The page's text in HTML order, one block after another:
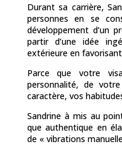
Durant sa carrière,
personnes en se
développement d’un
partir d’une idée
extérieure en
Parce que votre
personnalité, de
caractère, vos
Sandrine à mis au
que authentique en
de « vibrations